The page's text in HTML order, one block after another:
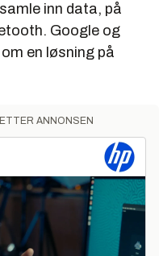
inn data, på
Google og
en løsning på
ANNONSEN